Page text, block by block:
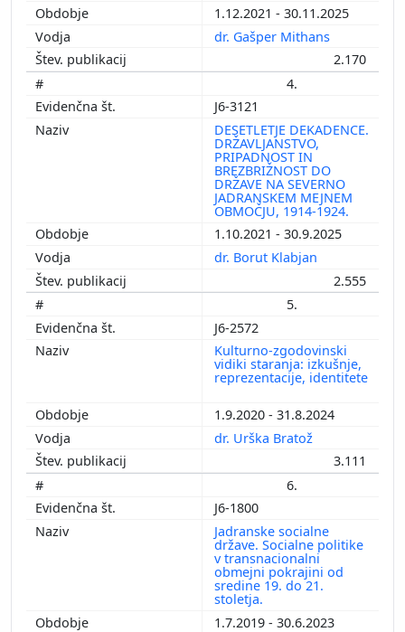
1.12.2021 - 30.11.2025
dr. Gašper Mithans
2.170
4.
J6-3121
DESETLETJE DEKADENCE.
DRŽAVLJANSTVO,
PRIPADNOST IN
BREZBRIŽNOST DO
DRŽAVE NA SEVERNO
JADRANSKEM MEJNEM
OBMOČJU, 1914-1924.
1.10.2021 - 30.9.2025
dr. Borut Klabjan
2.555
5.
J6-2572
Kulturno-zgodovinski
vidiki staranja: izkušnje,
reprezentacije, identitete
1.9.2020 - 31.8.2024
dr. Urška Bratož
3.111
6.
J6-1800
Jadranske socialne
države. Socialne politike
v transnacionalni
obmejni pokrajini od
sredine 19. do 21.
stoletja.
1.7.2019 - 30.6.2023